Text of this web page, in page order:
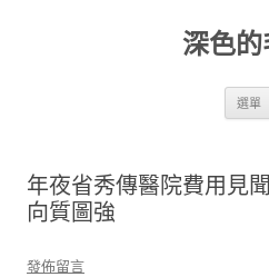
深色
選單
年夜省秀傳醫院費用見
向質圖強
發佈留言